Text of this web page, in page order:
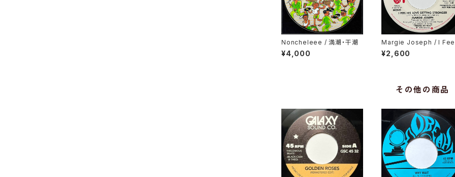
Noncheleee / 満潮・干潮
¥4,000
Margie Joseph / I
His Love Getting
er
¥2,600
その他の商品